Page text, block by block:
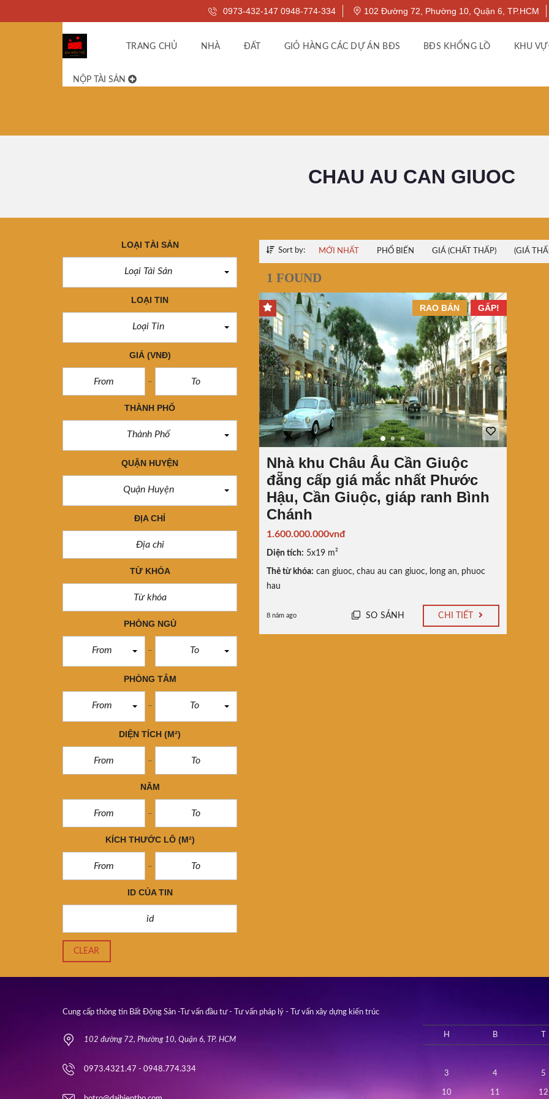
0973-432-147 0948-774-334 102 Đường 72, Phường 10, Quận 6, TP.HCM
TRANG CHỦ NHÀ ĐẤT GIỎ HÀNG CÁC DỰ ÁN BĐS BĐS KHỔNG LỒ KHU
NỘP TÀI SẢN
CHAU AU CAN GIUOC
LOẠI TÀI SẢN
Loại Tài Sản
LOẠI TIN
Loại Tin
GIÁ (VNĐ)
THÀNH PHỐ
Thành Phố
QUẬN HUYỆN
Quận Huyện
ĐỊA CHỈ
TỪ KHÓA
PHÒNG NGỦ
From To
PHÒNG TẮM
From To
DIỆN TÍCH (M²)
NĂM
KÍCH THƯỚC LÔ (M²)
ID CỦA TIN
CLEAR
Sort by: MỚI NHẤT PHỔ BIẾN GIÁ (CHẤT THẤP) (GIÁ
1 FOUND
GẤP!
RAO BÁN
Nhà khu Châu Âu Cần Giuộc
đẵng cấp giá mắc nhất Phước
Hậu, Cần Giuộc, giáp ranh Bình
Chánh
1.600.000.000vnđ
Diện tích: 5x19 m²
Thẻ từ khóa: can giuoc, chau au can giuoc, long an, phuoc
hau
8 năm ago SO SÁNH CHI TIẾT
Cung cấp thông tin Bất Động Sản -Tư vấn đầu tư - Tư vấn pháp lý - Tư vấn xây dựng kiến trúc
102 đường 72, Phường 10, Quận 6, TP. HCM
0973.4321.47 - 0948.774.334
H B
3 4 5
10 11 12